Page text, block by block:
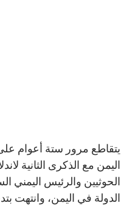
يتقاطع مرور ستة أعوام
اليمن مع الذكرى الثانية
الحوثيين والرئيس اليمني
الدولة في اليمن،